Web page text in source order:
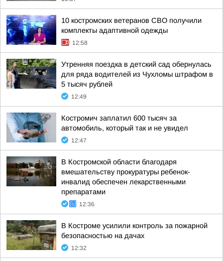
10 костромских ветеранов СВО получили
комплекты адаптивной одежды
12:58
Утренняя поездка в детский сад обернулась
для ряда водителей из Чухломы штрафом в
5 тысяч рублей
12:49
Костромич заплатил 600 тысяч за
автомобиль, который так и не увидел
12:47
В Костромской области благодаря
вмешательству прокуратуры ребенок-
инвалид обеспечен лекарственными
препаратами
12:36
В Костроме усилили контроль за пожарной
безопасностью на дачах
12:32